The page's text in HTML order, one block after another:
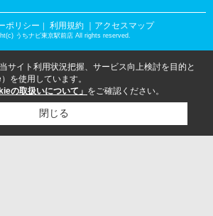
ポリシー 利用規約 ｜アクセスマップ
うちナビ東京駅前店 All rights reserved.
サイト利用状況把握、サービス向上検討を目的と
を使用しています。
の取扱いについて」 をご確認ください。
閉じる